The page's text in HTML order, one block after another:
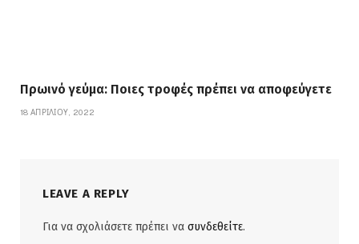
Πρωινό γεύμα: Ποιες τροφές πρέπει να αποφεύγετε
18 ΑΠΡΙΛΊΟΥ, 2022
LEAVE A REPLY
Για να σχολιάσετε πρέπει να συνδεθείτε.